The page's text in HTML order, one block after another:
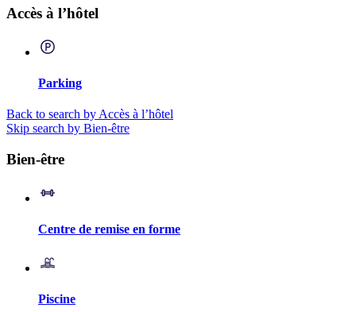
Accès à l’hôtel
Parking
Back to search by Accès à l’hôtel
Skip search by Bien-être
Bien-être
Centre de remise en forme
Piscine